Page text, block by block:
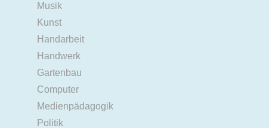
Musik
Kunst
Handarbeit
Handwerk
Gartenbau
Computer
Medienpädagogik
Politik